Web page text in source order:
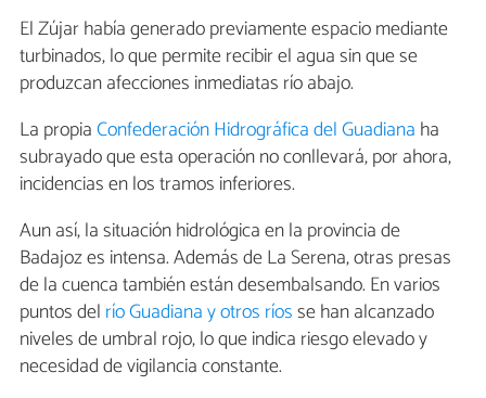
El Zújar había generado previamente espacio mediante
turbinados, lo que permite recibir el agua sin que se
produzcan afecciones inmediatas río abajo.
La propiaConfederación Hidrográfica del Guadiana ha
subrayado que esta operación no conllevará, por ahora,
incidencias en los tramos inferiores.
Aun así, la situación hidrológica en la provincia de
Badajoz es intensa. Además de La Serena, otras presas
de la cuenca también están desembalsando. En varios
puntos del río Guadiana y otros ríosse han alcanzado
niveles de umbral rojo, lo que indica riesgo elevado y
necesidad de vigilancia constante.